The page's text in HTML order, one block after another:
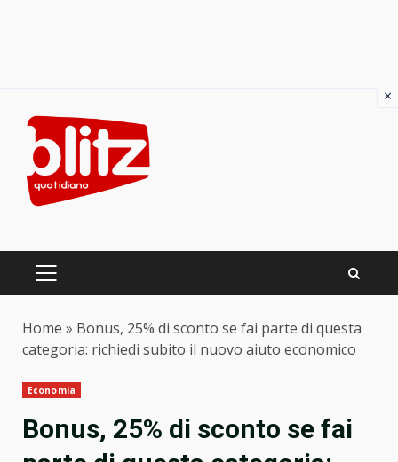
content
PRIMARY
Home » Bonus, 25% di sconto se fai parte di questa
categoria: richiedi subito il nuovo aiuto economico
Economia
Bonus, 25% di sconto se fai
×